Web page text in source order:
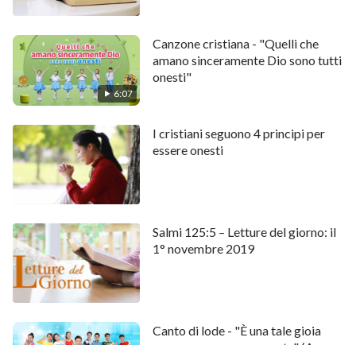
6:07
Canzone cristiana - "Quelli che
amano sinceramente Dio sono tutti
onesti"
I cristiani seguono 4 principi per
essere onesti
Salmi 125:5 – Letture del giorno: il
1° novembre 2019
Canto di lode - "È una tale gioia